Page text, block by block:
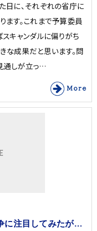
日に、それぞれの省庁に
ます。これまで予算委員
キャンダルに偏りがち
な成果だと思います。問
通しが立っ…
に注目してみたが…